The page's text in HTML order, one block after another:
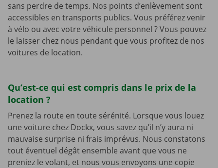
sans perdre de temps. Nos points d’enlèvement sont
accessibles en transports publics. Vous préférez venir
à vélo ou avec votre véhicule personnel ? Vous pouvez
le laisser chez nous pendant que vous profitez de nos
voitures de location.
Qu’est-ce qui est compris dans le prix de la
location ?
Prenez la route en toute sérénité. Lorsque vous louez
une voiture chez Dockx, vous savez qu’il n’y aura ni
mauvaise surprise ni frais imprévus. Nous constatons
tout éventuel dégât ensemble avant que vous ne
preniez le volant, et nous vous envoyons une copie